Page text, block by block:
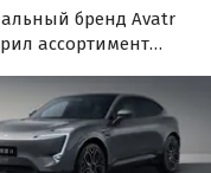
бренд Avatr
ассортимент
Avatr 11 в России
2026 года. Вместе с
его прайс-листа
единственное